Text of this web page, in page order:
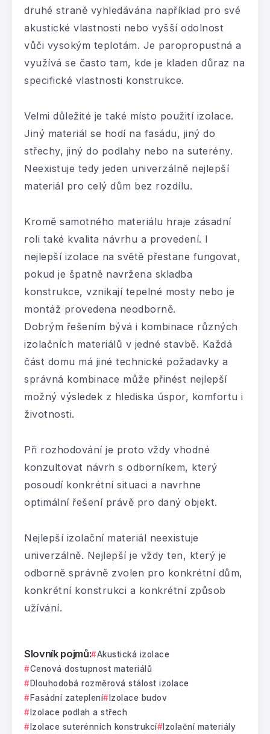
druhé straně vyhledávána například pro své
akustické vlastnosti nebo vyšší odolnost
vůči vysokým teplotám. Je paropropustná a
využívá se často tam, kde je kladen důraz na
specifické vlastnosti konstrukce.
Velmi důležité je také místo použití izolace.
Jiný materiál se hodí na fasádu, jiný do
střechy, jiný do podlahy nebo na suterény.
Neexistuje tedy jeden univerzálně nejlepší
materiál pro celý dům bez rozdílu.
Kromě samotného materiálu hraje zásadní
roli také kvalita návrhu a provedení. I
nejlepší izolace na světě přestane fungovat,
pokud je špatně navržena skladba
konstrukce, vznikají tepelné mosty nebo je
montáž provedena neodborně.
Dobrým řešením bývá i kombinace různých
izolačních materiálů v jedné stavbě. Každá
část domu má jiné technické požadavky a
správná kombinace může přinést nejlepší
možný výsledek z hlediska úspor, komfortu i
životnosti.
Při rozhodování je proto vždy vhodné
konzultovat návrh s odborníkem, který
posoudí konkrétní situaci a navrhne
optimální řešení právě pro daný objekt.
Nejlepší izolační materiál neexistuje
univerzálně. Nejlepší je vždy ten, který je
odborně správně zvolen pro konkrétní dům,
konkrétní konstrukci a konkrétní způsob
užívání.
Slovník pojmů:
Akustická izolace
Cenová dostupnost materiálů
Dlouhodobá rozměrová stálost izolace
Fasádní zateplení
Izolace budov
Izolace podlah a střech
Izolace suterénních konstrukcí
Izolační materiály